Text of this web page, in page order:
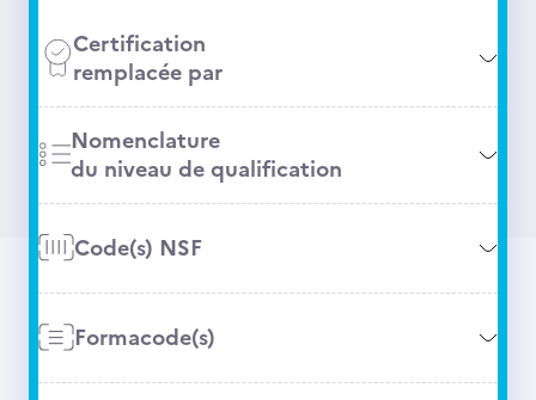
Certification
remplacée par
Nomenclature
du niveau de qualification
Code(s) NSF
Formacode(s)